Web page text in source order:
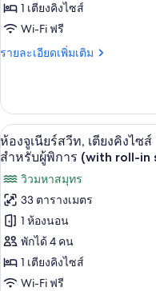
พัก,
เตียง
คิง
1
เตียง
1 เตียงคิงไซส์
Wi-Fi ฟรี
รายละเอียดเพิ่มเติม
ราย
เกี่ยว
กับ
ห้อง
พัก,
คิง
ไซส์
เตียง
เปิด
ภาพถ่าย
ทั้งหมด
ของ
ห้อง
จู
เนียร์
11
ห้องจูเนียร์สวีท, เตียงคิงไซ
สำหรับผู้พิการ (with roll-in
วิวมหาสมุทร
33 ตารางเมตร
1 ห้องนอน
พักได้ 4 คน
1 เตียงคิงไซส์
Wi-Fi ฟรี